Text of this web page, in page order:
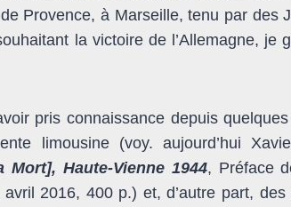
Provence, à Marseille, tenu par des
la victoire de l’Allemagne, je
pris connaissance depuis
limousine (voy. aujourd’hui
Haute-Vienne 1944, Préface
2016, 400 p.) et, d’autre part,